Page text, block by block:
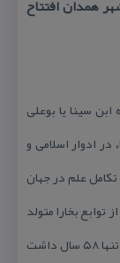
همدان افتتاح
سینا یا بوعلی
در ادوار اسلامی و
علم در جهان
از توابع بخارا متولد
شد ابوعلی سینا در سال ۴۲۸ هجری قمری ، زمانی كه تنها ۵۸ سال داشت